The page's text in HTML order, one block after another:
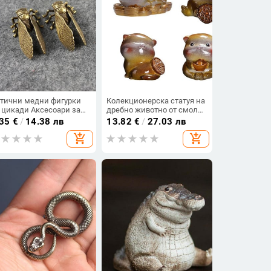
медни фигурки
цикади Аксесоари за
декор Ретро
статуя на
Малки
Декорации за
€ / 14.38 лв
add_shopping_cart
Колекционерска статуя на
дребно животно от смола,
колекционерска
колекционерска котка от
чай, домашен любимец и
13.82 € / 27.03 лв
add_shopping_cart